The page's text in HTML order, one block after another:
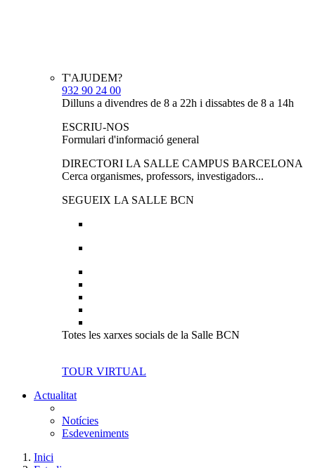
T'AJUDEM?
932 90 24 00
Dilluns a divendres de 8 a 22h i dissabtes de 8 a 14h
ESCRIU-NOS
Formulari d'informació general
DIRECTORI LA SALLE CAMPUS BARCELONA
Cerca organismes, professors, investigadors...
SEGUEIX LA SALLE BCN
Totes les xarxes socials de la Salle BCN
TOUR VIRTUAL
Actualitat
Notícies
Esdeveniments
Inici